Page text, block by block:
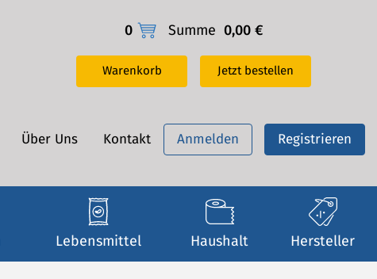
0 Summe 0,00 €
Warenkorb Jetzt bestellen
Über Uns Kontakt Anmelden Registrieren
Lebensmittel Haushalt Hersteller